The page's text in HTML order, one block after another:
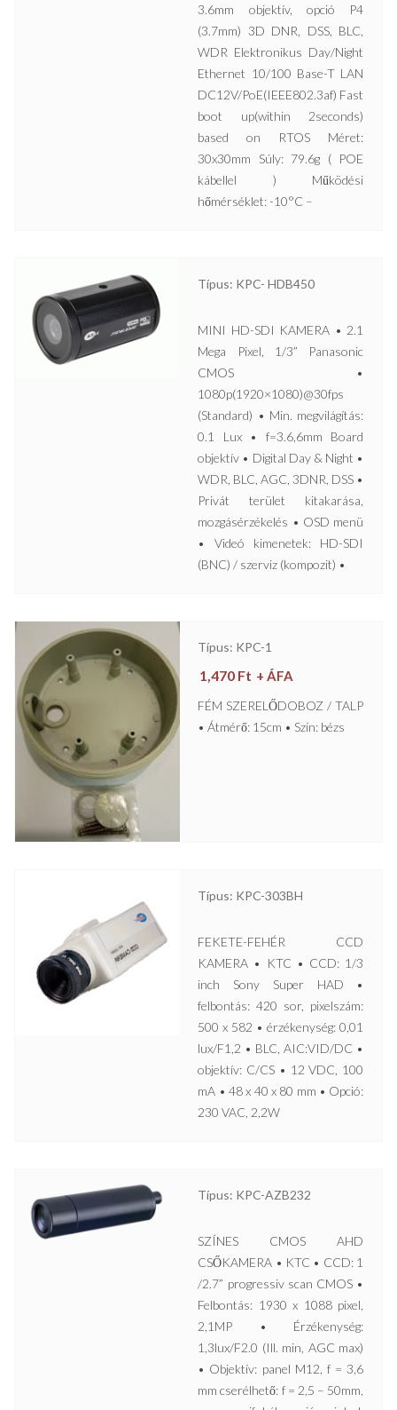
3.6mm objektív, opció P4
(3.7mm) 3D DNR, DSS, BLC,
WDR Elektronikus Day/Night
Ethernet 10/100 Base-T LAN
DC12V/PoE(IEEE802.3af) Fast
boot up(within 2seconds)
based on RTOS Méret:
30x30mm Súly: 79.6g ( POE
kábellel ) Működési
hőmérséklet: -10°C –
Típus: KPC- HDB450
MINI HD-SDI KAMERA • 2.1
Mega Pixel, 1/3” Panasonic
CMOS •
1080p(1920×1080)@30fps
(Standard) • Min. megvilágítás:
0.1 Lux • f=3.6,6mm Board
objektív • Digital Day & Night •
WDR, BLC, AGC, 3DNR, DSS •
Privát terület kitakarása,
mozgásérzékelés • OSD menü
• Videó kimenetek: HD-SDI
(BNC) / szerviz (kompozit) •
Típus: KPC-1
1,470 Ft + ÁFA
FÉM SZERELŐDOBOZ / TALP
• Átmérő: 15cm • Szín: bézs
Típus: KPC-303BH
FEKETE-FEHÉR CCD
KAMERA • KTC • CCD: 1/3
inch Sony Super HAD •
felbontás: 420 sor, pixelszám:
500 x 582 • érzékenység: 0,01
lux/F1,2 • BLC, AIC:VID/DC •
objektív: C/CS • 12 VDC, 100
mA • 48 x 40 x 80 mm • Opció:
230 VAC, 2,2W
Típus: KPC-AZB232
SZÍNES CMOS AHD
CSŐKAMERA • KTC • CCD: 1
/2.7” progressiv scan CMOS •
Felbontás: 1930 x 1088 pixel,
2,1MP • Érzékenység:
1,3lux/F2.0 (Ill. min, AGC max)
• Objektív: panel M12, f = 3,6
mm cserélhető: f = 2,5 – 50mm,